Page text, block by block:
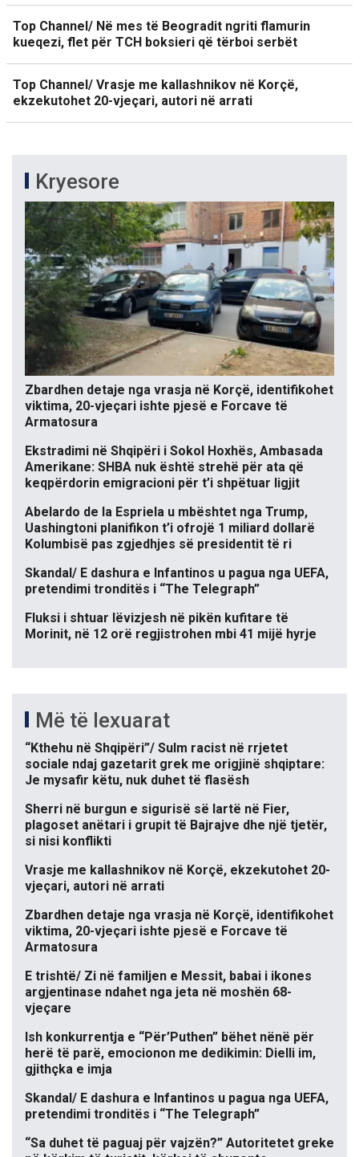
Top Channel/ Në mes të Beogradit ngriti flamurin
kueqezi, flet për TCH boksieri që tërboi serbët
Top Channel/ Vrasje me kallashnikov në Korçë,
ekzekutohet 20-vjeçari, autori në arrati
Kryesore
Zbardhen detaje nga vrasja në Korçë, identifikohet
viktima, 20-vjeçari ishte pjesë e Forcave të
Armatosura
Ekstradimi në Shqipëri i Sokol Hoxhës, Ambasada
Amerikane: SHBA nuk është strehë për ata që
keqpërdorin emigracioni për t’i shpëtuar ligjit
Abelardo de la Espriela u mbështet nga Trump,
Uashingtoni planifikon t’i ofrojë 1 miliard dollarë
Kolumbisë pas zgjedhjes së presidentit të ri
Skandal/ E dashura e Infantinos u pagua nga UEFA,
pretendimi tronditës i “The Telegraph”
Fluksi i shtuar lëvizjesh në pikën kufitare të
Morinit, në 12 orë regjistrohen mbi 41 mijë hyrje
Më të lexuarat
“Kthehu në Shqipëri”/ Sulm racist në rrjetet
sociale ndaj gazetarit grek me origjinë shqiptare:
Je mysafir këtu, nuk duhet të flasësh
Sherri në burgun e sigurisë së lartë në Fier,
plagoset anëtari i grupit të Bajrajve dhe një tjetër,
si nisi konflikti
Vrasje me kallashnikov në Korçë, ekzekutohet 20-
vjeçari, autori në arrati
Zbardhen detaje nga vrasja në Korçë, identifikohet
viktima, 20-vjeçari ishte pjesë e Forcave të
Armatosura
E trishtë/ Zi në familjen e Messit, babai i ikones
argjentinase ndahet nga jeta në moshën 68-
vjeçare
Ish konkurrentja e “Për’Puthen” bëhet nënë për
herë të parë, emocionon me dedikimin: Dielli im,
gjithçka e imja
Skandal/ E dashura e Infantinos u pagua nga UEFA,
pretendimi tronditës i “The Telegraph”
“Sa duhet të paguaj për vajzën?” Autoritetet greke